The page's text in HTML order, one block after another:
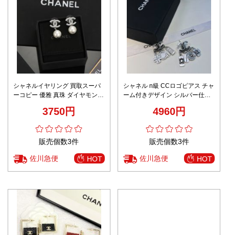
シャネルイヤリング 買取スーパ
ーコピー 優雅 真珠 ダイヤモンド
3750円
販売個数3件
佐川急便 HOT
シャネル n級 CCロゴピアス チャ
ーム付きデザイン シルバー仕上
4960円
販売個数3件
佐川急便 HOT